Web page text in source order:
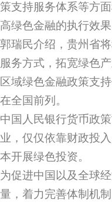
策支持服务体系等方
高绿色金融的执行效
郭瑞民介绍，贵州省
服务方式，拓宽绿色
区域绿色金融政策支
在全国前列。
中国人民银行货币政
业，仅仅依靠财政投
本开展绿色投资。
为促进中国以及全球
量，着力完善体制机